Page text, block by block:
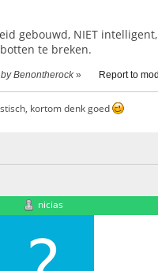
gebouwd, NIET
te breken.
Benontherock » Report to
kortom denk goed
nicias